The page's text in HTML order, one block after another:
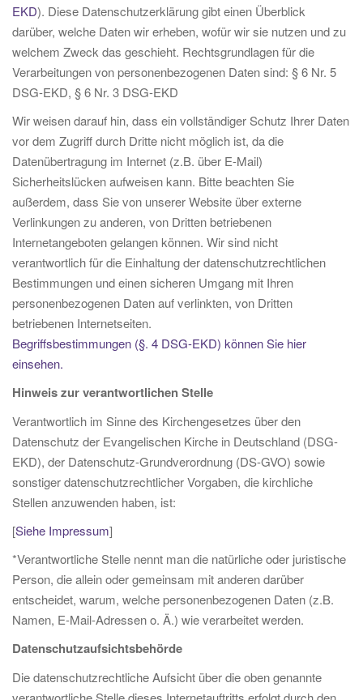
EKD). Diese Datenschutzerklärung gibt einen Überblick
darüber, welche Daten wir erheben, wofür wir sie nutzen und zu
welchem Zweck das geschieht. Rechtsgrundlagen für die
Verarbeitungen von personenbezogenen Daten sind: § 6 Nr. 5
DSG-EKD, § 6 Nr. 3 DSG-EKD
Wir weisen darauf hin, dass ein vollständiger Schutz Ihrer Daten
vor dem Zugriff durch Dritte nicht möglich ist, da die
Datenübertragung im Internet (z.B. über E-Mail)
Sicherheitslücken aufweisen kann. Bitte beachten Sie
außerdem, dass Sie von unserer Website über externe
Verlinkungen zu anderen, von Dritten betriebenen
Internetangeboten gelangen können. Wir sind nicht
verantwortlich für die Einhaltung der datenschutzrechtlichen
Bestimmungen und einen sicheren Umgang mit Ihren
personenbezogenen Daten auf verlinkten, von Dritten
betriebenen Internetseiten.
Begriffsbestimmungen (§. 4 DSG-EKD) können Sie hier
einsehen.
Hinweis zur verantwortlichen Stelle
Verantwortlich im Sinne des Kirchengesetzes über den
Datenschutz der Evangelischen Kirche in Deutschland (DSG-
EKD), der Datenschutz-Grundverordnung (DS-GVO) sowie
sonstiger datenschutzrechtlicher Vorgaben, die kirchliche
Stellen anzuwenden haben, ist:
[Siehe Impressum]
*Verantwortliche Stelle nennt man die natürliche oder juristische
Person, die allein oder gemeinsam mit anderen darüber
entscheidet, warum, welche personenbezogenen Daten (z.B.
Namen, E-Mail-Adressen o. Ä.) wie verarbeitet werden.
Datenschutzaufsichtsbehörde
Die datenschutzrechtliche Aufsicht über die oben genannte